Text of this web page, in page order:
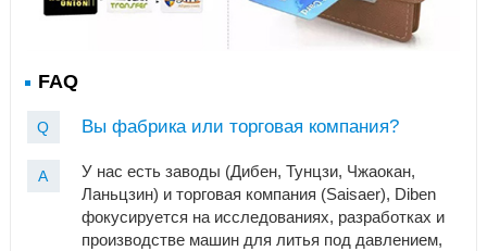
FAQ
Q Вы фабрика или торговая компания?
A
У нас есть заводы (Дибен, Тунцзи, Чжаокан,
Ланьцзин) и торговая компания (Saisaer), Diben
фокусируется на исследованиях, разработках и
производстве машин для литья под давлением,